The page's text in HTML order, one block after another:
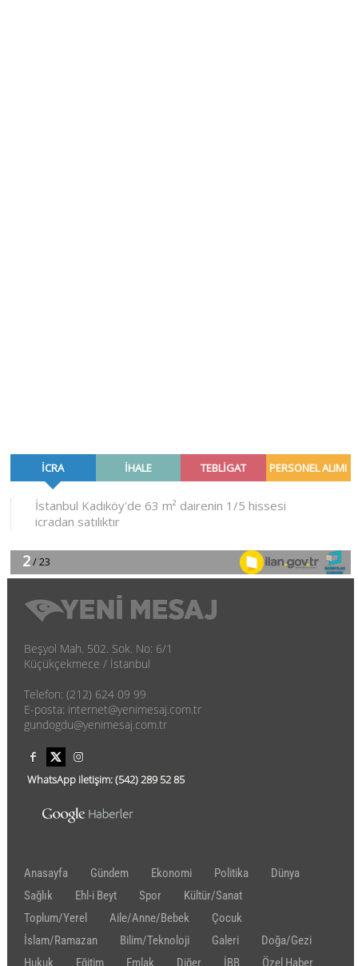
Beşyol Mah. 502. Sok. No: 6/1
Küçükçekmece / İstanbul
Telefon: (212) 624 09 99
E-posta: internet@yenimesaj.com.tr
gundogdu@yenimesaj.com.tr
WhatsApp iletişim:(542)289 52 85
Anasayfa Gündem Ekonomi Politika
Dünya
Sağlık
Ehl-i Beyt Spor
Kültür/Sanat
Toplum/Yerel
Aile/Anne/Bebek
Çocuk
İslam/Ramazan
Bilim/Teknoloji Galeri
Doğa/Gezi
Hukuk
Eğitim Emlak Diğer İBB Özel Haber